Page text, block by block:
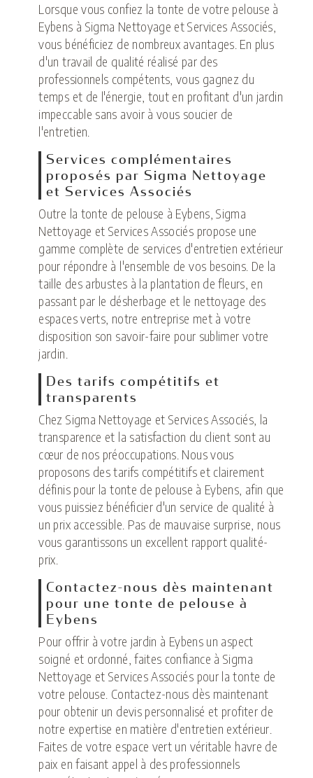
Lorsque vous confiez la tonte de votre pelouse à
Eybens à Sigma Nettoyage et Services Associés,
vous bénéficiez de nombreux avantages. En plus
d'un travail de qualité réalisé par des
professionnels compétents, vous gagnez du
temps et de l'énergie, tout en profitant d'un jardin
impeccable sans avoir à vous soucier de
l'entretien.
Services complémentaires
proposés par Sigma Nettoyage
et Services Associés
Outre la tonte de pelouse à Eybens, Sigma
Nettoyage et Services Associés propose une
gamme complète de services d'entretien extérieur
pour répondre à l'ensemble de vos besoins. De la
taille des arbustes à la plantation de fleurs, en
passant par le désherbage et le nettoyage des
espaces verts, notre entreprise met à votre
disposition son savoir-faire pour sublimer votre
jardin.
Des tarifs compétitifs et
transparents
Chez Sigma Nettoyage et Services Associés, la
transparence et la satisfaction du client sont au
cœur de nos préoccupations. Nous vous
proposons des tarifs compétitifs et clairement
définis pour la tonte de pelouse à Eybens, afin que
vous puissiez bénéficier d'un service de qualité à
un prix accessible. Pas de mauvaise surprise, nous
vous garantissons un excellent rapport qualité-
prix.
Contactez-nous dès maintenant
pour une tonte de pelouse à
Eybens
Pour offrir à votre jardin à Eybens un aspect
soigné et ordonné, faites confiance à Sigma
Nettoyage et Services Associés pour la tonte de
votre pelouse. Contactez-nous dès maintenant
pour obtenir un devis personnalisé et profiter de
notre expertise en matière d'entretien extérieur.
Faites de votre espace vert un véritable havre de
paix en faisant appel à des professionnels